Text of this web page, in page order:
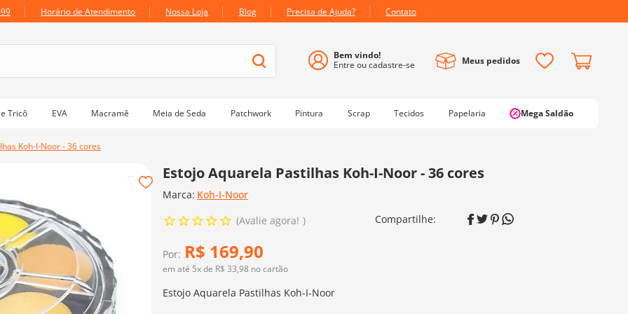
Horário de Atendimento Nossa Loja Blog Precisa de Ajuda? Contato
Meus pedidos
Tricô EVA Macramê Meia de Seda Patchwork Pintura Scrap Tecidos Papelaria Mega Saldão
Koh-I-Noor - 36 cores
Estojo Aquarela Pastilhas Koh-I-Noor - 36 cores
Marca: Koh-I-Noor
Avalie agora!
Por: R$ 169,90
em até 5x de R$ 33,98 no cartão
Estojo Aquarela Pastilhas Koh-I-Noor